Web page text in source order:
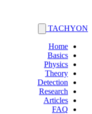
TACHYON
Home
Basics
Physics
Theory
Detection
Research
Articles
FAQ